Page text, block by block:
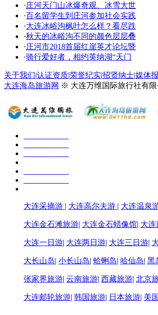
·庄河天门山冰爆奇观、冰雪大世
·百名留学生到庄河参加社会实践
·大连冰峪沟枫叶怎么样？看尽跌
·秋天的冰峪沟不同的颜色层层叠
·庄河市2018首届红崖英才论坛暨
·骑行爱好者，相约英纳湖“天门
关于我们|认证资质|荣誉纪实|招贤纳士|媒体
大连海岛旅游网 ※ 大连万维国际旅行社有
大连采摘游 | 大连高尔夫游 | 大连温泉
大连金石滩旅游| 大连金石蜡像馆| 大连
大连一日游| 大连两日游| 大连三日游|
大长山岛| 小长山岛| 蛤蜊岛| 哈仙岛| 黑
张家界旅游| 云南旅游| 西藏旅游| 北京
大连邮轮旅游| 韩国旅游| 日本旅游| 美